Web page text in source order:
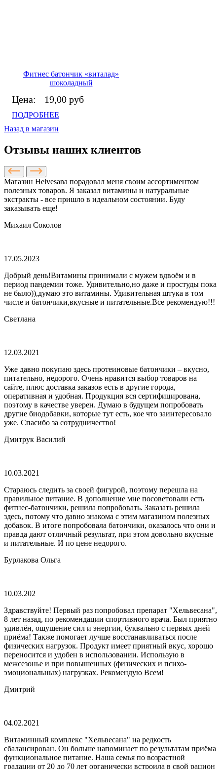
Фитнес батончик «виталад»
шоколадный
Цена: 19,00 руб
ПОДРОБНЕЕ
Назад в магазин
Отзывы наших клиентов
Магазин Helvesana порадовал меня своим ассортиментом
полезных товаров. Я заказал витамины и натуральные
экстракты - все пришло в идеальном состоянии. Буду
заказывать еще!
Михаил Соколов
17.05.2023
Добрый день!Витамины принимали с мужем вдвоём и в
период пандемии тоже. Удивительно,но даже и простуды пока
не было)),думаю это витамины. Удивительная штука в том
числе и батончики,вкусные и питательные.Все рекомендую!!!
Светлана
12.03.2021
Уже давно покупаю здесь протеиновые батончики – вкусно,
питательно, недорого. Очень нравится выбор товаров на
сайте, плюс доставка заказов есть в другие города,
оперативная и удобная. Продукция вся сертифицирована,
поэтому в качестве уверен. Думаю в будущем попробовать
другие биодобавки, которые тут есть, кое что заинтересовало
уже. Спасибо за сотрудничество!
Дмитрук Василий
10.03.2021
Стараюсь следить за своей фигурой, поэтому перешла на
правильное питание. В дополнение мне посоветовали есть
фитнес-батончики, решила попробовать. Заказать решила
здесь, потому что давно знакома с этим магазином полезных
добавок. В итоге попробовала батончики, оказалось что они и
правда дают отличный результат, при этом довольно вкусные
и питательные. И по цене недорого.
Бурлакова Ольга
10.03.202
Здравствуйте! Первый раз попробовал препарат "Хельвесана",
8 лет назад, по рекомендации спортивного врача. Был приятно
удивлён, ощущение сил и энергии, буквально с первых дней
приёма! Также помогает лучше восстанавливаться после
физических нагрузок. Продукт имеет приятный вкус, хорошо
переносится и удобен в использовании. Использую в
межсезонье и при повышенных (физических и психо-
эмоциональных) нагрузках. Рекомендую Всем!
Дмитрий
04.02.2021
Витаминный комплекс "Хельвесана" на редкость
сбалансирован. Он больше напоминает по результатам приёма
функциональное питание. Наша семья по возрастной
градации от 20 до 70 лет органически встроила в свой рацион